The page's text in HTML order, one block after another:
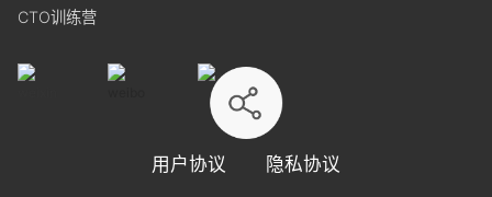
CTO训练营
用户协议 隐私协议